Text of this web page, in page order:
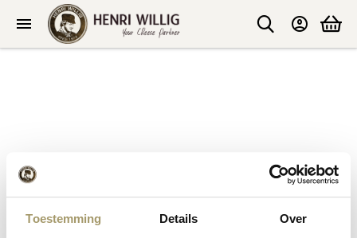
Toestemming Details Over
Fordern Sie unser Produktbuch an!